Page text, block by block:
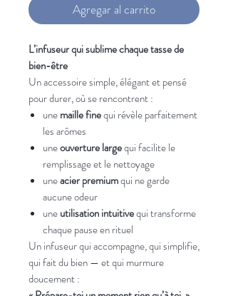
Agregar al carrito
L’infuseur qui sublime chaque tasse de
bien-être
Un accessoire simple, élégant et pensé
pour durer, où se rencontrent :
unemaille finequi révèle parfaitement
les arômes
uneouverture largequi facilite le
remplissage et le nettoyage
uneacier premiumqui ne garde
aucune odeur
uneutilisation intuitivequi transforme
chaque pause en rituel
Un infuseur qui accompagne, qui simplifie,
qui fait du bien — et qui murmure
doucement :